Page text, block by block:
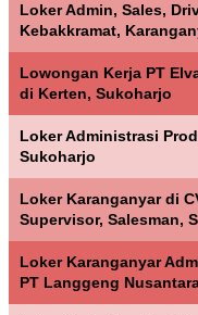
Loker Admin, Sales,
Kebakkramat,
Lowongan Kerja PT
di Kerten, Sukoharjo
Loker Administrasi
Sukoharjo
Loker Karanganyar di
Supervisor, Salesman,
Loker Karanganyar
PT Langgeng